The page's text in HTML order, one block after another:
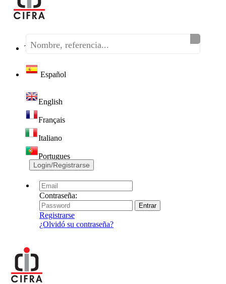
Teléfono:(+34) 968 320 046
Español
English
Français
Italiano
Portugues
Login/Registrarse
Contraseña:
Registrarse
¿Olvidó su contraseña?